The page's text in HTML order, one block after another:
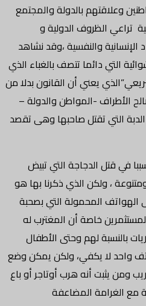
وعلاقتهم بالدولة والمجتمع
تراعي الظروف الدولية و
الإنسانية والنفسية ،وقد نشاهد
التي دائما تتصف بالغباء الذي
يعني أن القانون بدلا من
الأطراف -المواطن والدولة –
التي تقتل صاحبها وهى تقصد
في قتل الدجاجة التي تبيض
، ولكن الذي ذكرنا بها هو
الهواتف المحمولة التي بصحبة
خاصة أن المغترب له
بالنسبة لهم وحتى الأطفال
واحد لا يكفي، ولكن يمكن وضع
ومن يثبت أنه هرب أوتاجر أو باع
الغرامة المضاعفة